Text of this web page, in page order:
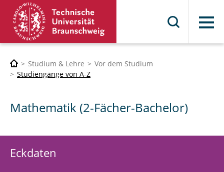
Menü
Studium & Lehre
Vor dem Studium
Studiengänge von A-Z
Mathematik (2-Fächer-Bachelor)
Eckdaten